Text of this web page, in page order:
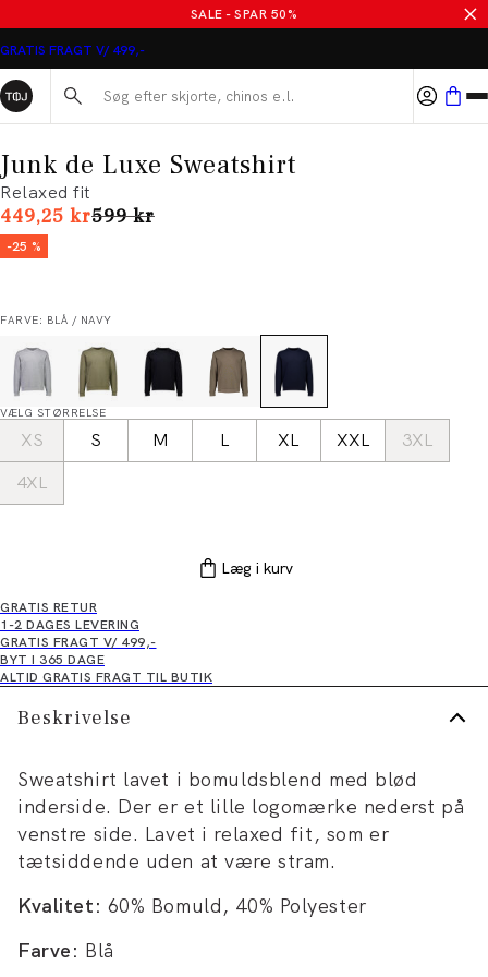
SALE - SPAR 50%
GRATIS FRAGT V/ 499,-
Søg her...
Junk de Luxe Sweatshirt
Relaxed fit
449,25 krI alt (uden rabat)
599 kr
-25 %
FARVE: BLÅ / NAVY
VÆLG STØRRELSE
XS S M L XL XXL
3XL
4XL
Læg i kurv
GRATIS RETUR
1-2 DAGES LEVERING
GRATIS FRAGT V/ 499,-
BYT I 365 DAGE
ALTID GRATIS FRAGT TIL BUTIK
Beskrivelse
Sweatshirt lavet i bomuldsblend med blød
inderside. Der er et lille logomærke nederst på
venstre side. Lavet i relaxed fit, som er
tætsiddende uden at være stram.
Kvalitet: 60% Bomuld, 40% Polyester
Farve: Blå